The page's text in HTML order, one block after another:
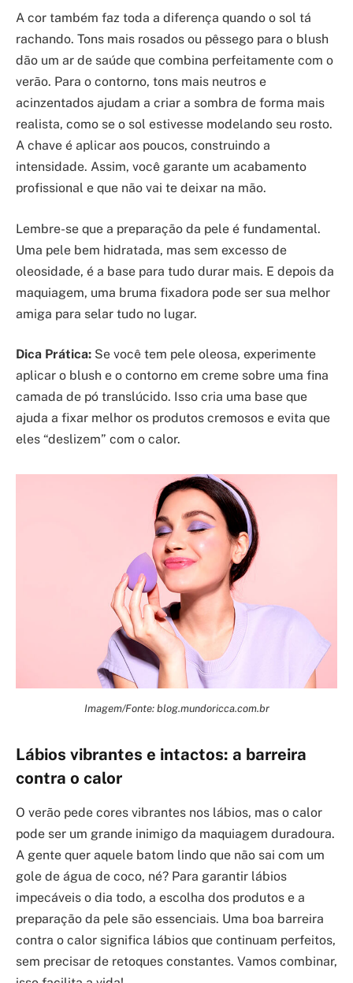
A cor também faz toda a diferença quando o sol tá
rachando. Tons mais rosados ou pêssego para o blush
dão um ar de saúde que combina perfeitamente com o
verão. Para o contorno, tons mais neutros e
acinzentados ajudam a criar a sombra de forma mais
realista, como se o sol estivesse modelando seu rosto.
A chave é aplicar aos poucos, construindo a
intensidade. Assim, você garante um acabamento
profissional e que não vai te deixar na mão.
Lembre-se que a preparação da pele é fundamental.
Uma pele bem hidratada, mas sem excesso de
oleosidade, é a base para tudo durar mais. E depois da
maquiagem, uma bruma fixadora pode ser sua melhor
amiga para selar tudo no lugar.
Dica Prática: Se você tem pele oleosa, experimente
aplicar o blush e o contorno em creme sobre uma fina
camada de pó translúcido. Isso cria uma base que
ajuda a fixar melhor os produtos cremosos e evita que
eles “deslizem” com o calor.
Imagem/Fonte: blog.mundoricca.com.br
Lábios vibrantes e intactos: a barreira
contra o calor
O verão pede cores vibrantes nos lábios, mas o calor
pode ser um grande inimigo da maquiagem duradoura.
A gente quer aquele batom lindo que não sai com um
gole de água de coco, né? Para garantir lábios
impecáveis o dia todo, a escolha dos produtos e a
preparação da pele são essenciais. Uma boa barreira
contra o calor significa lábios que continuam perfeitos,
sem precisar de retoques constantes. Vamos combinar,